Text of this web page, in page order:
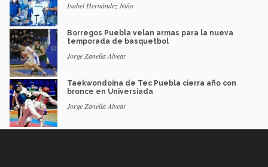
Isabel Hernández Niño
Borregos Puebla velan armas para la nueva
temporada de basquetbol
Jorge Zanella Alvear
Taekwondoína de Tec Puebla cierra año con
bronce en Universiada
Jorge Zanella Alvear